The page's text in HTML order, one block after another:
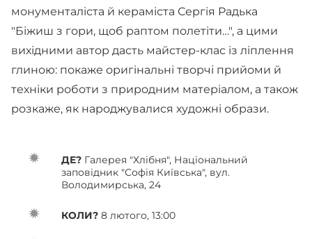
монументаліста й кераміста Сергія Радька
"Біжиш з гори, щоб раптом полетіти…", а цими
вихідними автор дасть майстер-клас із ліплення
глиною: покаже оригінальні творчі прийоми й
техніки роботи з природним матеріалом, а також
розкаже, як народжувалися художні образи.
ДЕ? Галерея "Хлібня", Національний
заповідник "Софія Київська", вул.
Володимирська, 24
КОЛИ? 8 лютого, 13:00